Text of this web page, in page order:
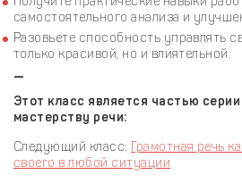
самостоятельного анализа и
Разовьете способность управлять
только красивой, но и влиятельной.
—
Этот класс является частью
мастерству речи:
Следующий класс: Грамотная речь
своего в любой ситуации